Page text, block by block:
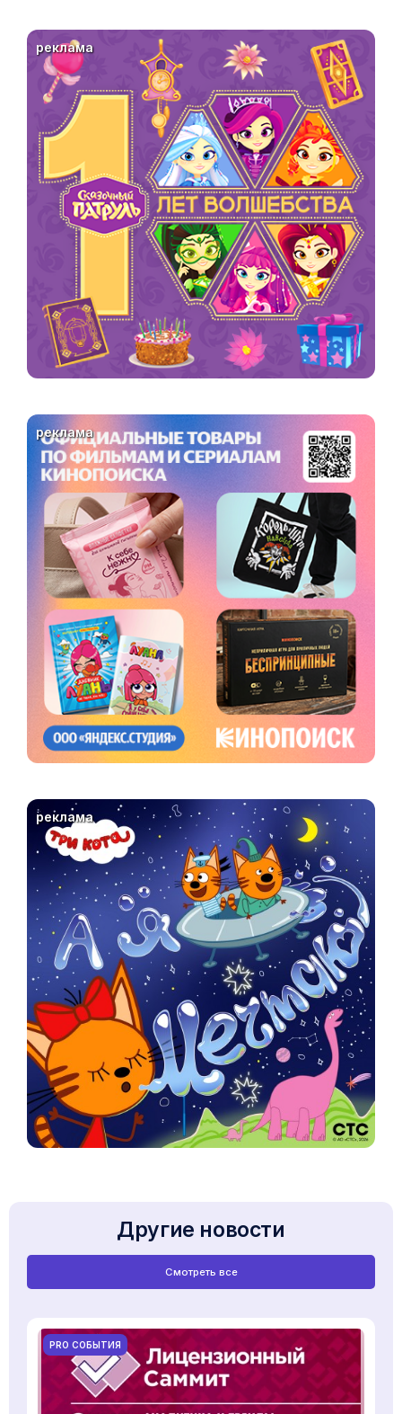
реклама
реклама
реклама
Другие новости
Смотреть все
PRO СОБЫТИЯ